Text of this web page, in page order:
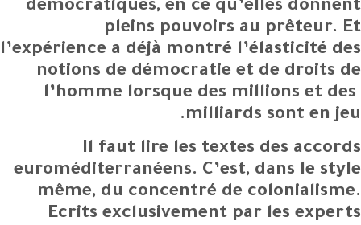
démocratiques, en ce qu’elles donnent
pleins pouvoirs au prêteur. Et
l’expérience a déjà montré l’élasticité des
notions de démocratie et de droits de
l’homme lorsque des millions et des
milliards sont en jeu.
Il faut lire les textes des accords
euroméditerranéens. C’est, dans le style
même, du concentré de colonialisme.
Ecrits exclusivement par les experts